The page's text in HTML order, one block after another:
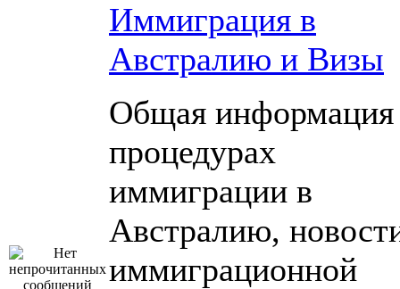
Иммиграция в
Австралию и Визы
Общая информация
процедурах
иммиграции в
Австралию,
иммиграционной